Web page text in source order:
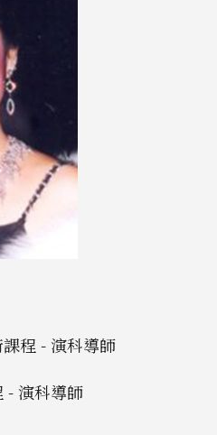
程 - 演科導師
- 演科導師